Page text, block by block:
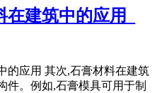
建筑中的应用_
的应用 其次,石膏材料在建筑
件。例如,石膏模具可用于制